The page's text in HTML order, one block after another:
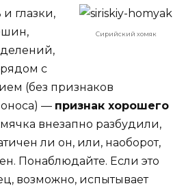
Сирийский хомяк
глазки,
с
(без признаков
— признак хорошего
внезапно разбудили,
ли он, или, наоборот,
Понаблюдайте. Если это
возможно, испытывает